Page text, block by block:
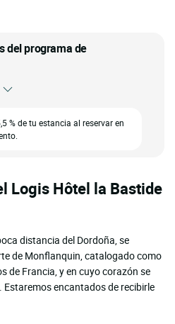
del programa de
% de tu estancia al reservar en
Logis Hôtel la Bastide
distancia del Dordoña, se
de Monflanquin, catalogado como
de Francia, y en cuyo corazón se
Estaremos encantados de recibirle